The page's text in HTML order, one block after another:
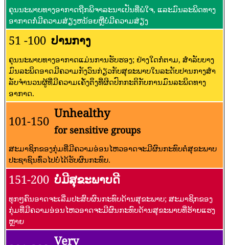
ຄຸນນະພາບທາງອາກາດຖືກພິຈາລະນາເປັນທີ່ພໍໃຈ, ແລະມົນລະພິດທາງ
ອາກາດກໍ່ມີຄວາມສ່ຽງຫນ້ອຍຫຼືບໍ່ມີຄວາມສ່ຽງ
51 -100 ປານກາງ
ຄຸນນະພາບທາງອາກາດແມ່ນການຮັບຮອງ; ຢ່າງໃດກໍ່ຕາມ, ສໍາລັບບາງ
ມົນລະພິດອາດມີຄວາມກັງວົນກ່ຽວກັບສຸຂະພາບໃນລະດັບປານກາງສໍາ
ລັບຈໍານວນຜູ້ທີ່ມີຄວາມເຄັ່ງຕຶງທີ່ຜິດປົກກະຕິກັບການມົນລະພິດທາງ
ອາກາດ.
101-150
Unhealthy
for sensitive groups
ສະມາຊິກຂອງກຸ່ມທີ່ມີຄວາມອ່ອນໄຫວອາດຈະມີຜົນກະທົບຕໍ່ສຸຂະພາບ
ປະຊາຊົນທົ່ວໄປບໍ່ໄດ້ຮັບຜົນກະທົບ.
151-200 ບໍ່ມີສຸຂະພາບດີ
ທຸກໆຄົນອາດຈະເລີ່ມປະສົບຜົນກະທົບດ້ານສຸຂະພາບ; ສະມາຊິກຂອງ
ກຸ່ມທີ່ມີຄວາມອ່ອນໄຫວອາດຈະມີຜົນກະທົບດ້ານສຸຂະພາບທີ່ຮ້າຍແຮງ
ຫຼາຍ
Very